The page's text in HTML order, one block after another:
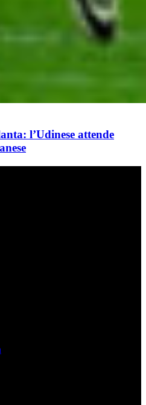
l’Udinese attende